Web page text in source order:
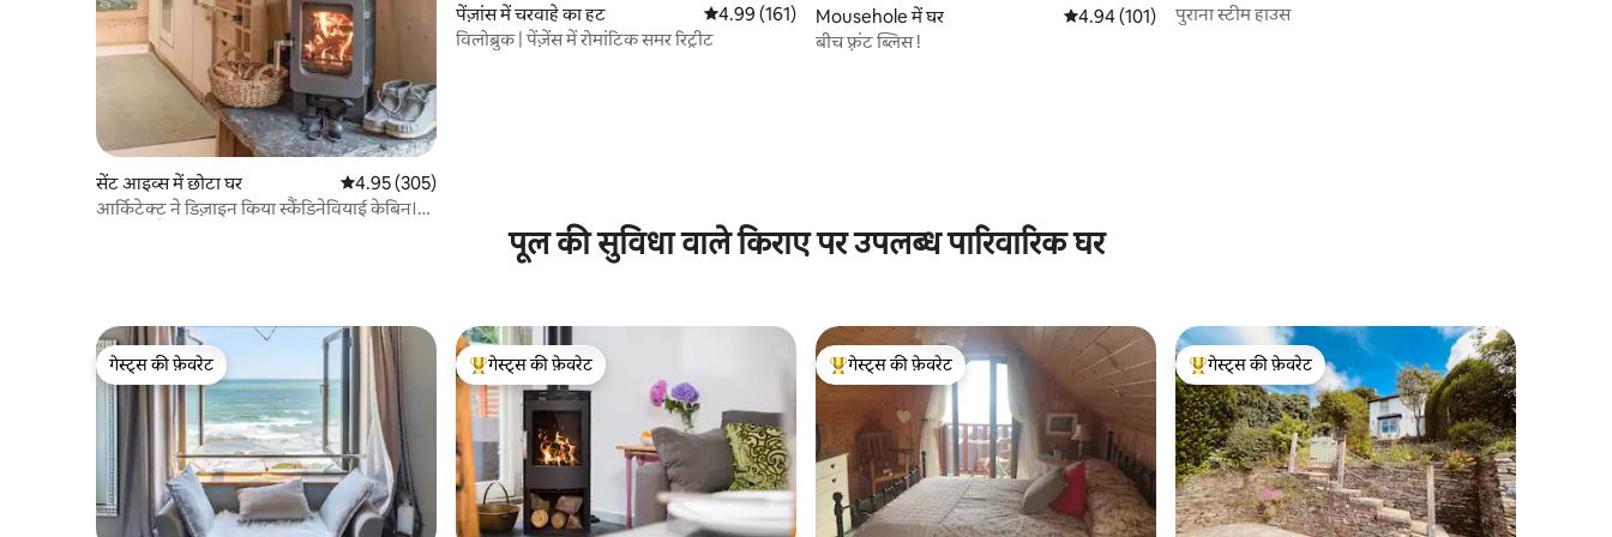
सेंट आइव्स में छोटा घर औसत रेटिंग 5 में से 4.95, 305 समीक्षाएँ
4.95 (305)
आर्किटेक्ट ने डिज़ाइन किया स्कैंडिनेवियाई केबिन।
पेंज़ांस में चरवाहे का हट औसत रेटिंग 5 में से 4.99, 161 समीक्षाएँ
4.99 (161)
विलोब्रुक | पेंज़ेंस में रोमांटिक समर रिट्रीट
Mousehole में घर औसत रेटिंग 5 में से 4.94, 101 समीक्षाएँ
4.94 (101)
बीच फ़्रंट ब्लिस !
पुराना स्टीम हाउस
पूल की सुविधा वाले किराए पर उपलब्ध पारिवारिक घर
गेस्ट्स की फ़ेवरेट
गेस्ट्स की फ़ेवरेट
गेस्ट्स का टॉप फ़ेवरेट
गेस्ट्स की फ़ेवरेट
गेस्ट्स का टॉप फ़ेवरेट
गेस्ट्स की फ़ेवरेट
गेस्ट्स का टॉप फ़ेवरेट
गेस्ट्स की फ़ेवरेट